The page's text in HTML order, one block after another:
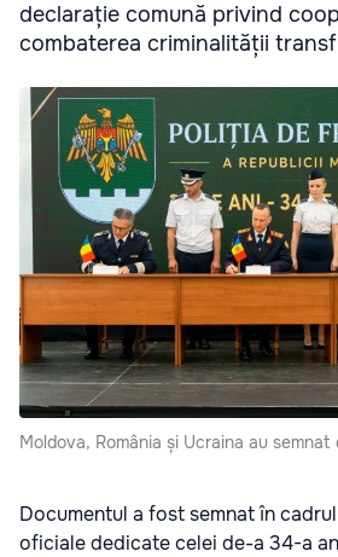
declarație comună privind
combaterea criminalității
Moldova, România și Ucraina au semnat
Documentul a fost semnat în
oficiale dedicate celei de-a 34-a